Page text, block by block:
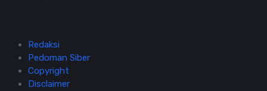
Redaksi
Pedoman Siber
Copyright
Disclaimer